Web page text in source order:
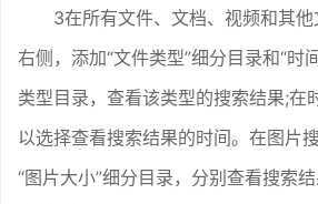
3在所有文件、文档、视频和其
右侧，添加“文件类型”细分目录和“时
类型目录，查看该类型的搜索结果;在
以选择查看搜索结果的时间。在图片
“图片大小”细分目录，分别查看搜索